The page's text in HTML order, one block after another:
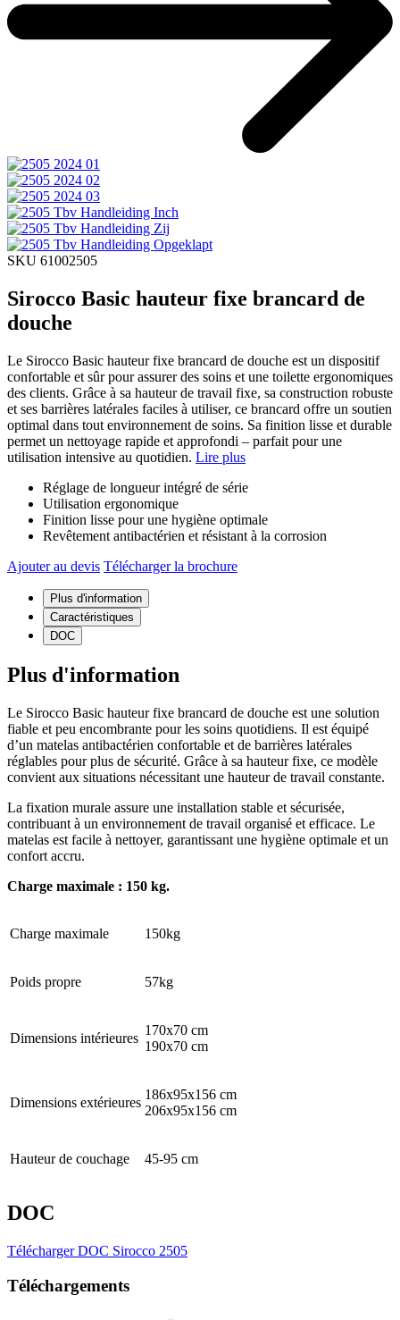
SKU 61002505
Sirocco Basic hauteur fixe brancard de
douche
Le Sirocco Basic hauteur fixe brancard de douche est un dispositif
confortable et sûr pour assurer des soins et une toilette ergonomiques
des clients. Grâce à sa hauteur de travail fixe, sa construction robuste
et ses barrières latérales faciles à utiliser, ce brancard offre un soutien
optimal dans tout environnement de soins. Sa finition lisse et durable
permet un nettoyage rapide et approfondi – parfait pour une
utilisation intensive au quotidien. Lire plus
Réglage de longueur intégré de série
Utilisation ergonomique
Finition lisse pour une hygiène optimale
Revêtement antibactérien et résistant à la corrosion
Ajouter au devis Télécharger la brochure
Plus d'information
Caractéristiques
DOC
Plus d'information
Le Sirocco Basic hauteur fixe brancard de douche est une solution
fiable et peu encombrante pour les soins quotidiens. Il est équipé
d’un matelas antibactérien confortable et de barrières latérales
réglables pour plus de sécurité. Grâce à sa hauteur fixe, ce modèle
convient aux situations nécessitant une hauteur de travail constante.
La fixation murale assure une installation stable et sécurisée,
contribuant à un environnement de travail organisé et efficace. Le
matelas est facile à nettoyer, garantissant une hygiène optimale et un
confort accru.
Charge maximale : 150 kg.
Charge maximale 150kg
Poids propre 57kg
Dimensions intérieures
170x70 cm
190x70 cm
Dimensions extérieures
186x95x156 cm
206x95x156 cm
Hauteur de couchage 45-95 cm
DOC
Télécharger DOC Sirocco 2505
Téléchargements